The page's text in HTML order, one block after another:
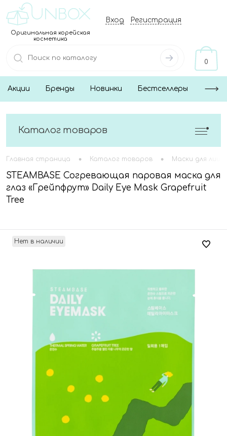
Оригинальная корейская
косметика
Вход Регистрация
0
Акции Бренды Новинки Бестселлеры
Каталог товаров
Главная страница • Каталог товаров • Маски для лица
STEAMBASE Согревающая паровая маска для
глаз «Грейпфрут» Daily Eye Mask Grapefruit
Tree
Нет в наличии